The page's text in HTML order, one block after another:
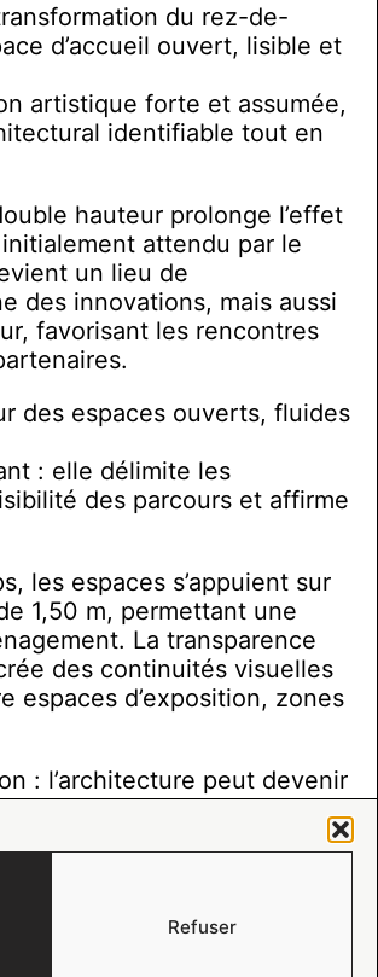
Refuser
du rez-de-
d’accueil ouvert, lisible et
artistique forte et assumée,
identifiable tout en
hauteur prolonge l’effet
attendu par le
un lieu de
des innovations, mais aussi
favorisant les rencontres
des espaces ouverts, fluides
: elle délimite les
des parcours et affirme
les espaces s’appuient sur
1,50 m, permettant une
La transparence
des continuités visuelles
espaces d’exposition, zones
: l’architecture peut devenir
d’innovation et de